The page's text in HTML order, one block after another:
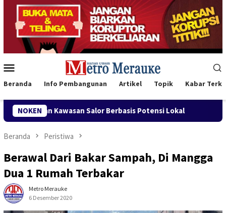
Loncat
konten
Mobile
Beranda Info Pembangunan Artikel Topik Kabar
NOKEN
Berbasis Potensi Lokal Bank Mandiri Region XII
Beranda Peristiwa
Berawal Dari Bakar Sampah, Di Mangga
Dua 1 Rumah Terbakar
Metro Merauke
6 Desember 2020